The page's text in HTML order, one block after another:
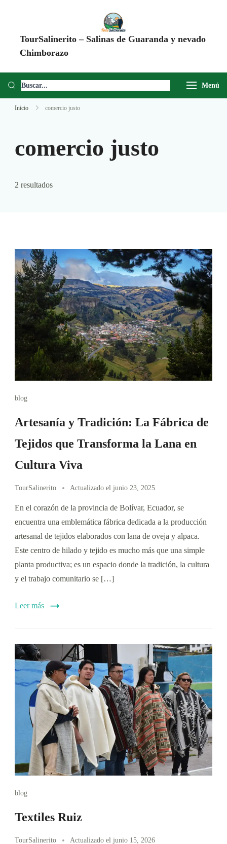
TourSalinerito – Salinas de Guaranda y nevado
Chimborazo
Chimborazo, Minas de Sal, Quesera El Salinerito, Chocolates El
Menú
Inicio comercio justo
comercio justo
2 resultados
blog
Artesanía y Tradición: La Fábrica de
Tejidos que Transforma la Lana en
Cultura Viva
TourSalinerito Actualizado el junio 23, 2025
En el corazón de la provincia de Bolívar, Ecuador, se
encuentra una emblemática fábrica dedicada a la producción
artesanal de tejidos elaborados con lana de oveja y alpaca.
Este centro de hilado y tejido es mucho más que una simple
planta productiva; es un espacio donde la tradición, la cultura
y el trabajo comunitario se […]
Leer más
blog
Textiles Ruiz
TourSalinerito Actualizado el junio 15, 2026